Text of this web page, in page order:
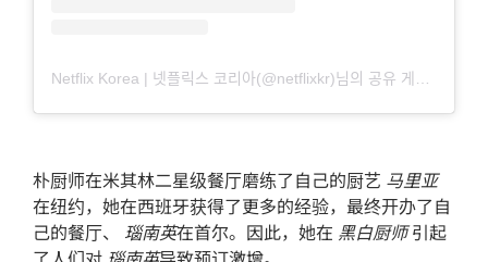
朴厨师在米其林二星级餐厅磨练了自己的厨艺 马里亚
在纽约，她在西班牙获得了更多的经验，最终开办了自
己的餐厅、 瑙南英在首尔。因此，她在 黑白厨师引起